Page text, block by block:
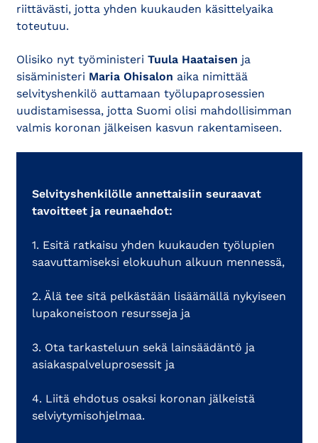
riittävästi, jotta yhden kuukauden käsittelyaika
toteutuu.
Olisiko nyt työministeri Tuula Haataisen ja
sisäministeri Maria Ohisalon aika nimittää
selvityshenkilö auttamaan työlupaprosessien
uudistamisessa, jotta Suomi olisi mahdollisimman
valmis koronan jälkeisen kasvun rakentamiseen.
Selvityshenkilölle annettaisiin seuraavat
tavoitteet ja reunaehdot:
1. Esitä ratkaisu yhden kuukauden työlupien
saavuttamiseksi elokuuhun alkuun mennessä,
2. Älä tee sitä pelkästään lisäämällä nykyiseen
lupakoneistoon resursseja ja
3. Ota tarkasteluun sekä lainsäädäntö ja
asiakaspalveluprosessit ja
4. Liitä ehdotus osaksi koronan jälkeistä
selviytymisohjelmaa.